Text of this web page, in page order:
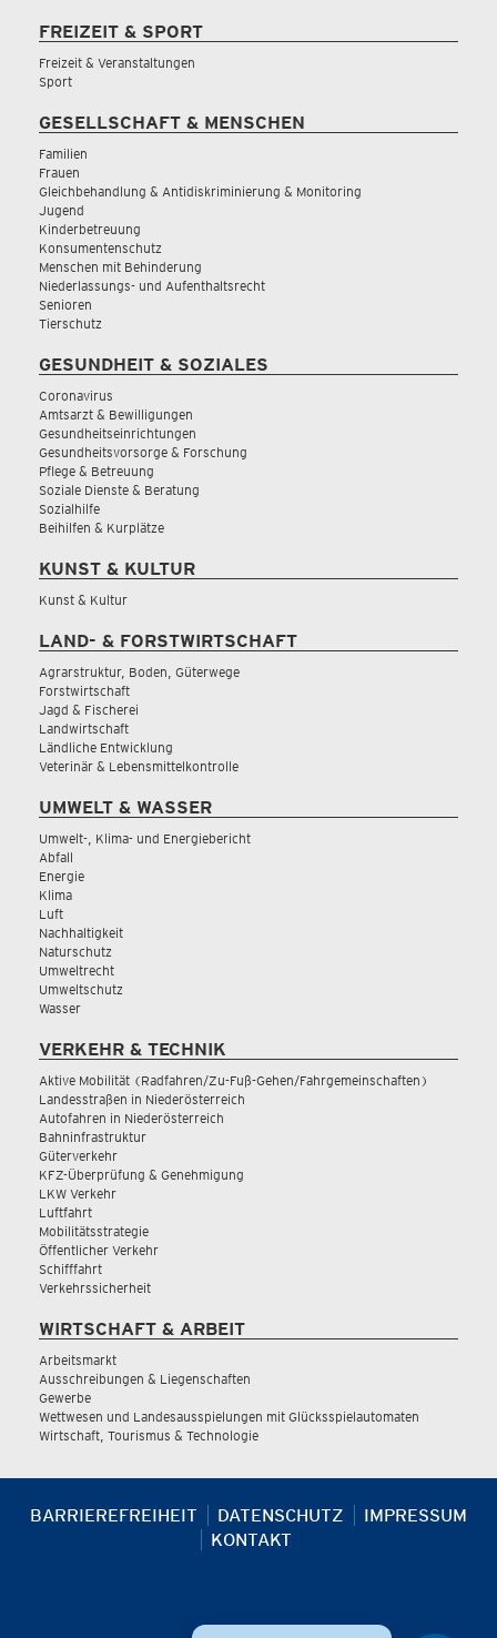
FREIZEIT & SPORT
Freizeit & Veranstaltungen
Sport
GESELLSCHAFT & MENSCHEN
Familien
Frauen
Gleichbehandlung & Antidiskriminierung & Monitoring
Jugend
Kinderbetreuung
Konsumentenschutz
Menschen mit Behinderung
Niederlassungs- und Aufenthaltsrecht
Senioren
Tierschutz
GESUNDHEIT & SOZIALES
Coronavirus
Amtsarzt & Bewilligungen
Gesundheitseinrichtungen
Gesundheitsvorsorge & Forschung
Pflege & Betreuung
Soziale Dienste & Beratung
Sozialhilfe
Beihilfen & Kurplätze
KUNST & KULTUR
Kunst & Kultur
LAND- & FORSTWIRTSCHAFT
Agrarstruktur, Boden, Güterwege
Forstwirtschaft
Jagd & Fischerei
Landwirtschaft
Ländliche Entwicklung
Veterinär & Lebensmittelkontrolle
UMWELT & WASSER
Umwelt-, Klima- und Energiebericht
Abfall
Energie
Klima
Luft
Nachhaltigkeit
Naturschutz
Umweltrecht
Umweltschutz
Wasser
VERKEHR & TECHNIK
Aktive Mobilität (Radfahren/Zu-Fuß-Gehen/Fahrgemeinschaften)
Landesstraßen in Niederösterreich
Autofahren in Niederösterreich
Bahninfrastruktur
Güterverkehr
KFZ-Überprüfung & Genehmigung
LKW Verkehr
Luftfahrt
Mobilitätsstrategie
Öffentlicher Verkehr
Schifffahrt
Verkehrssicherheit
WIRTSCHAFT & ARBEIT
Arbeitsmarkt
Ausschreibungen & Liegenschaften
Gewerbe
Wettwesen und Landesausspielungen mit Glücksspielautomaten
Wirtschaft, Tourismus & Technologie
BARRIEREFREIHEIT DATENSCHUTZ
IMPRESSUM
KONTAKT